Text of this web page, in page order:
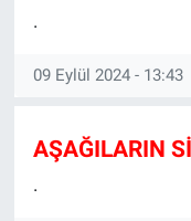
.
09 Eylül 2024 - 13:43
AŞAĞILARIN
.